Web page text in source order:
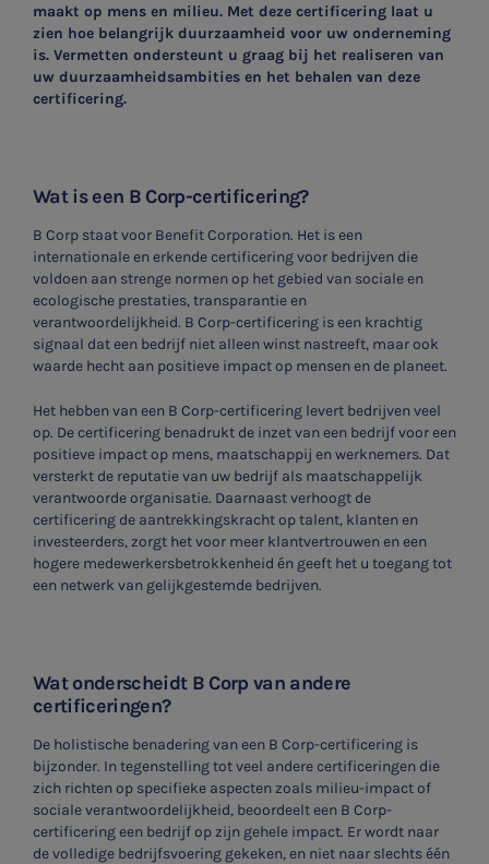
maakt op mens en milieu. Met deze certificering laat u
zien hoe belangrijk duurzaamheid voor uw onderneming
is. Vermetten ondersteunt u graag bij het realiseren van
uw duurzaamheidsambities en het behalen van deze
certificering.
Wat is een B Corp-certificering?
B Corp staat voor Benefit Corporation. Het is een
internationale en erkende certificering voor bedrijven die
voldoen aan strenge normen op het gebied van sociale en
ecologische prestaties, transparantie en
verantwoordelijkheid. B Corp-certificering is een krachtig
signaal dat een bedrijf niet alleen winst nastreeft, maar ook
waarde hecht aan positieve impact op mensen en de planeet.
Het hebben van een B Corp-certificering levert bedrijven veel
op. De certificering benadrukt de inzet van een bedrijf voor een
positieve impact op mens, maatschappij en werknemers. Dat
versterkt de reputatie van uw bedrijf als maatschappelijk
verantwoorde organisatie. Daarnaast verhoogt de
certificering de aantrekkingskracht op talent, klanten en
investeerders, zorgt het voor meer klantvertrouwen en een
hogere medewerkersbetrokkenheid én geeft het u toegang tot
een netwerk van gelijkgestemde bedrijven.
Wat onderscheidt B Corp van andere
certificeringen?
De holistische benadering van een B Corp-certificering is
bijzonder. In tegenstelling tot veel andere certificeringen die
zich richten op specifieke aspecten zoals milieu-impact of
sociale verantwoordelijkheid, beoordeelt een B Corp-
certificering een bedrijf op zijn gehele impact. Er wordt naar
de volledige bedrijfsvoering gekeken, en niet naar slechts één